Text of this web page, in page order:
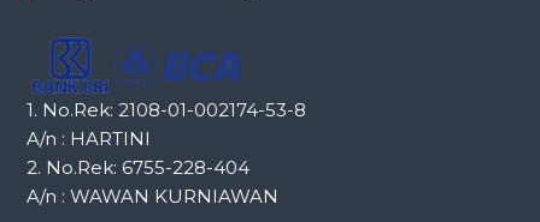
1. No.Rek: 2108-01-002174-53-8
A/n : HARTINI
2. No.Rek: 6755-228-404
A/n : WAWAN KURNIAWAN